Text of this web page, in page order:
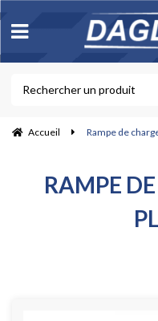
Accueil Rampe de
RAMPE